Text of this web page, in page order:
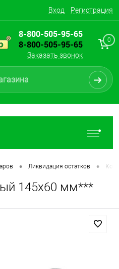
Вход Регистрация
8-800-505-95-65
8-800-505-95-65
Заказать звонок
0
• Ликвидация остатков •
145х60 мм***